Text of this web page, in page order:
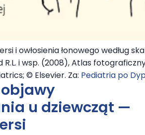
i owłosienia łonowego według
R.L. i wsp. (2008), Atlas
© Elsevier. Za: Pediatria po
objawy
u dziewcząt —